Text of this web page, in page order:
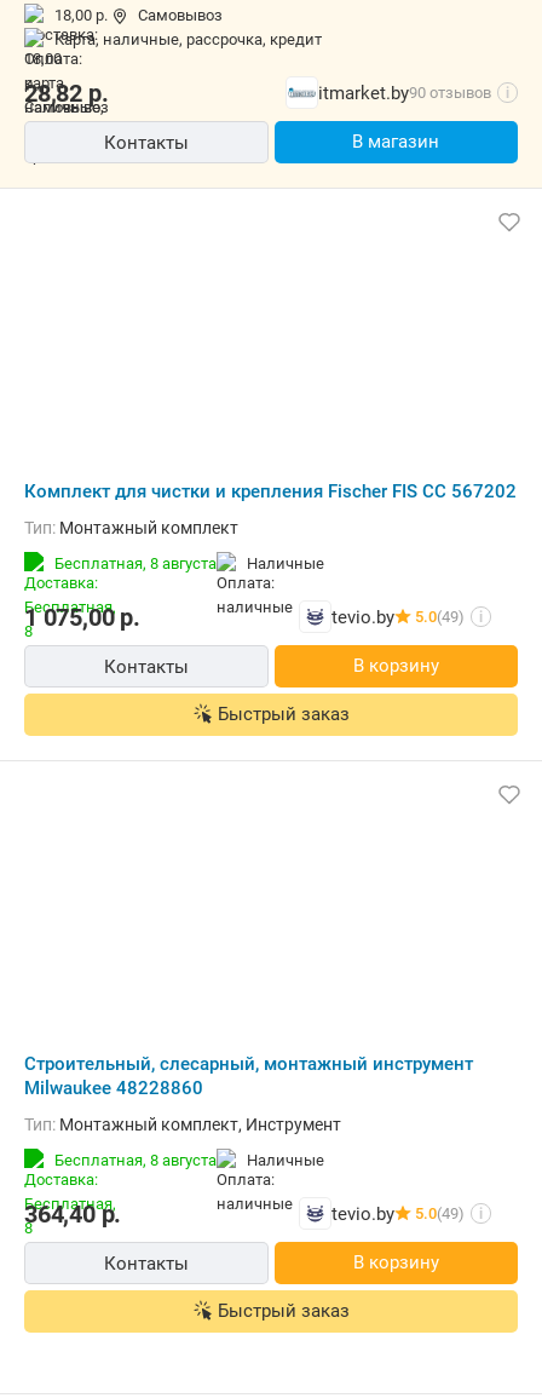
18,00 р.
Самовывоз
карта, наличные, рассрочка, кредит
28,82 р. itmarket.by90 отзывов i
Контакты В магазин
Комплект для чистки и крепления Fischer FIS CC 567202
Тип: Монтажный комплект
Бесплатная, 8 августа наличные
1 075,00р. tevio.by 5.0(49) i
Контакты В корзину
Быстрый заказ
Строительный, слесарный, монтажный инструмент
Milwaukee 48228860
Тип: Монтажный комплект, Инструмент
Бесплатная, 8 августа наличные
364,40р. tevio.by 5.0(49) i
Контакты В корзину
Быстрый заказ